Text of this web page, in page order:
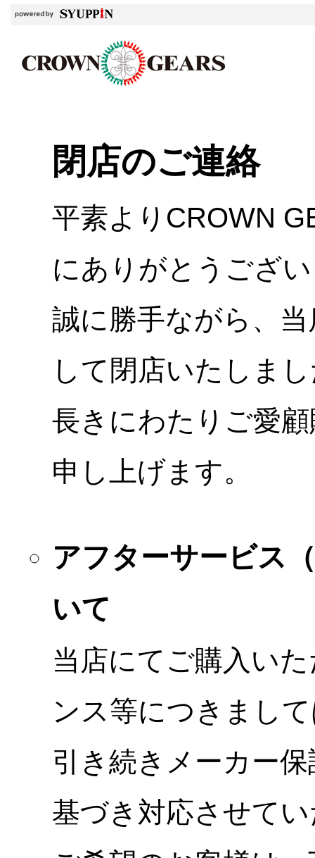
閉店のご連絡
平素よりCROWN
にありがとうござ
誠に勝手ながら、
して閉店いたしま
長きにわたりご愛
申し上げます。
アフターサービス
いて
当店にてご購入い
ンス等につきまし
引き続きメーカー
基づき対応させて